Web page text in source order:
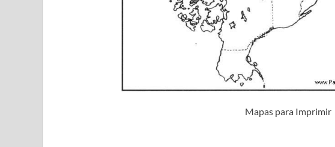
Mapas para Imprimir